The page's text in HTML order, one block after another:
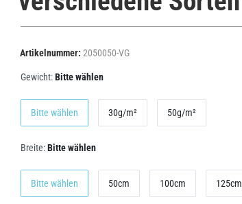
Artikelnummer: 2050050-VG
Gewicht:Bitte wählen
Bitte wählen 30g/m² 50g/m²
Breite:Bitte wählen
Bitte wählen 50cm 100cm 125cm